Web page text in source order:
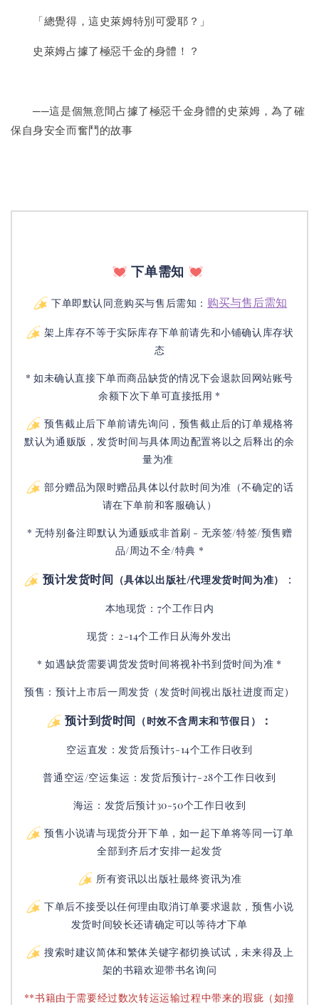
「總覺得，這史萊姆特別可愛耶？」
史萊姆占據了極惡千金的身體！？
──這是個無意間占據了極惡千金身體的史萊姆，為了確
保自身安全而奮鬥的故事
下单需知
下单即默认同意购买与售后需知： 购买与售后需知
架上库存不等于实际库存下单前请先和小铺确认库存状
态
* 如未确认直接下单而商品缺货的情况下会退款回网站账号
余额下次下单可直接抵用 *
预售截止后下单前请先询问，预售截止后的订单规格将
默认为通贩版，发货时间与具体周边配置将以之后释出的余
量为准
部分赠品为限时赠品具体以付款时间为准（不确定的话
请在下单前和客服确认）
* 无特别备注即默认为通贩或非首刷 - 无亲签/特签/预售赠
品/周边不全/特典 *
预计发货时间 （具体以出版社/代理发货时间为准） ：
本地现货：7个工作日内
现货：2-14个工作日从海外发出
* 如遇缺货需要调货发货时间将视补书到货时间为准 *
预售：预计上市后一周发货（发货时间视出版社进度而定）
预计到货时间 （时效不含周末和节假日） ：
空运直发：发货后预计5-14个工作日收到
普通空运/空运集运：发货后预计7-28个工作日收到
海运：发货后预计30-50个工作日收到
预售小说请与现货分开下单，如一起下单将等同一订单
全部到齐后才安排一起发货
所有资讯以出版社最终资讯为准
下单后不接受以任何理由取消订单要求退款，预售小说
发货时间较长还请确定可以等待才下单
搜索时建议简体和繁体关键字都切换试试，未来得及上
架的书籍欢迎带书名询问
**书籍由于需要经过数次转运运输过程中带来的瑕疵（如撞